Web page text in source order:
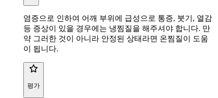
염증으로 인하여 어깨 부위에 급성으로 통증, 붓기, 열감
등 증상이 있을 경우에는 냉찜질을 해주셔야 합니다. 만
약 그러한 것이 아니라 안정된 상태라면 온찜질이 도움
이 됩니다.
평가